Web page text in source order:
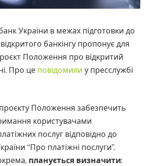
України в межах підготовки до
банкінгу пропонує для
Положення про відкритий
Про це повідомили у пресслужбі
Положення забезпечить
користувачами
послуг відповідно до
“Про платіжні послуги”.
планується визначити: